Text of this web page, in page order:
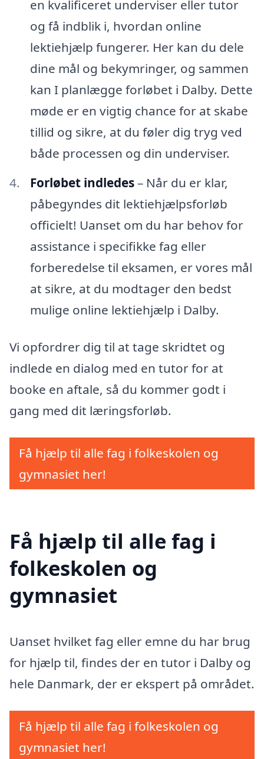
en kvalificeret underviser eller tutor
og få indblik i, hvordan online
lektiehjælp fungerer. Her kan du dele
dine mål og bekymringer, og sammen
kan I planlægge forløbet i Dalby. Dette
møde er en vigtig chance for at skabe
tillid og sikre, at du føler dig tryg ved
både processen og din underviser.
Forløbet indledes– Når du er klar,
påbegyndes dit lektiehjælpsforløb
officielt! Uanset om du har behov for
assistance i specifikke fag eller
forberedelse til eksamen, er vores mål
at sikre, at du modtager den bedst
mulige online lektiehjælp i Dalby.
Vi opfordrer dig til at tage skridtet og
indlede en dialog med en tutor for at
booke en aftale, så du kommer godt i
gang med dit læringsforløb.
Få hjælp til alle fag i folkeskolen og
gymnasiet her!
Få hjælp til alle fag i
folkeskolen og
gymnasiet
Uanset hvilket fag eller emne du har brug
for hjælp til, findes der en tutor i Dalby og
hele Danmark, der er ekspert på området.
Få hjælp til alle fag i folkeskolen og
gymnasiet her!